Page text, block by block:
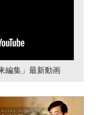
編集」最新動画